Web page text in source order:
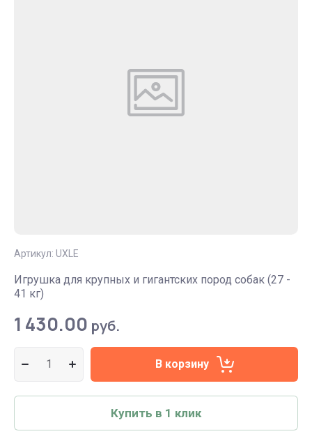
Артикул: UXLE
Игрушка для крупных и гигантских пород собак (27 -
41 кг)
1 430.00 руб.
В корзину
Купить в 1 клик